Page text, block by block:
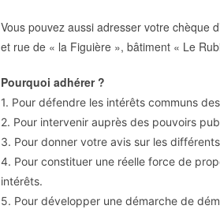
Vous pouvez aussi adresser votre chèque
et rue de « la Figuière », bâtiment « Le
Pourquoi adhérer ?
1. Pour défendre les intérêts communs
2. Pour intervenir auprès des pouvoirs
3. Pour donner votre avis sur les
4. Pour constituer une réelle force de
intérêts.
5. Pour développer une démarche de